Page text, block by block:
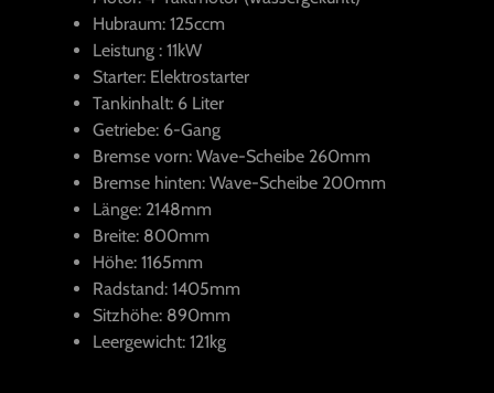
Hubraum: 125ccm
Leistung : 11kW
Starter: Elektrostarter
Tankinhalt: 6 Liter
Getriebe: 6-Gang
Bremse vorn: Wave-Scheibe 260mm
Bremse hinten: Wave-Scheibe 200mm
Länge: 2148mm
Breite: 800mm
Höhe: 1165mm
Radstand: 1405mm
Sitzhöhe: 890mm
Leergewicht: 121kg